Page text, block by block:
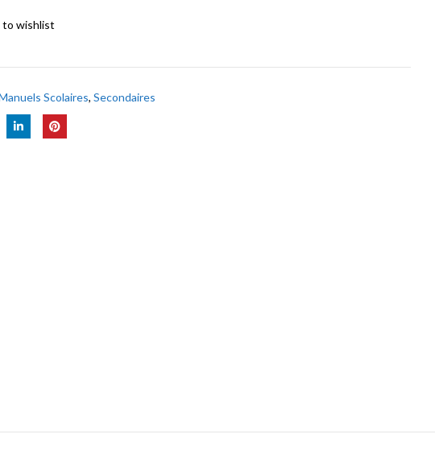
to wishlist
Scolaires, Secondaires